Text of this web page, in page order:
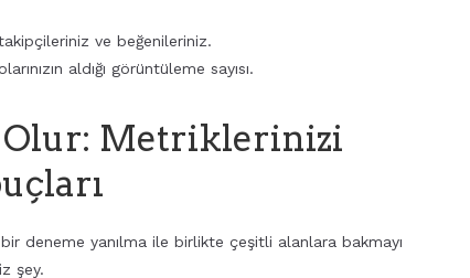
ve beğenileriniz.
aldığı görüntüleme sayısı.
Olur: Metriklerinizi
deneme yanılma ile birlikte çeşitli alanlara bakmayı
şey.